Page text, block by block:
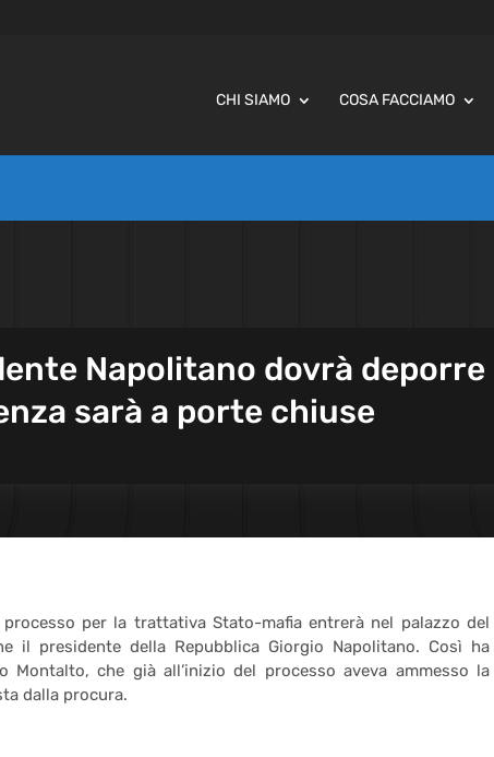
CHI SIAMO COSA FACCIAMO
Napolitano dovrà deporre
sarà a porte chiuse
per la trattativa Stato-mafia entrerà nel palazzo del
il presidente della Repubblica Giorgio Napolitano. Così ha
che già all’inizio del processo aveva ammesso la
dalla procura.